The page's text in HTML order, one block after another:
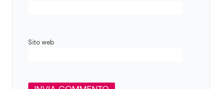
Sito web